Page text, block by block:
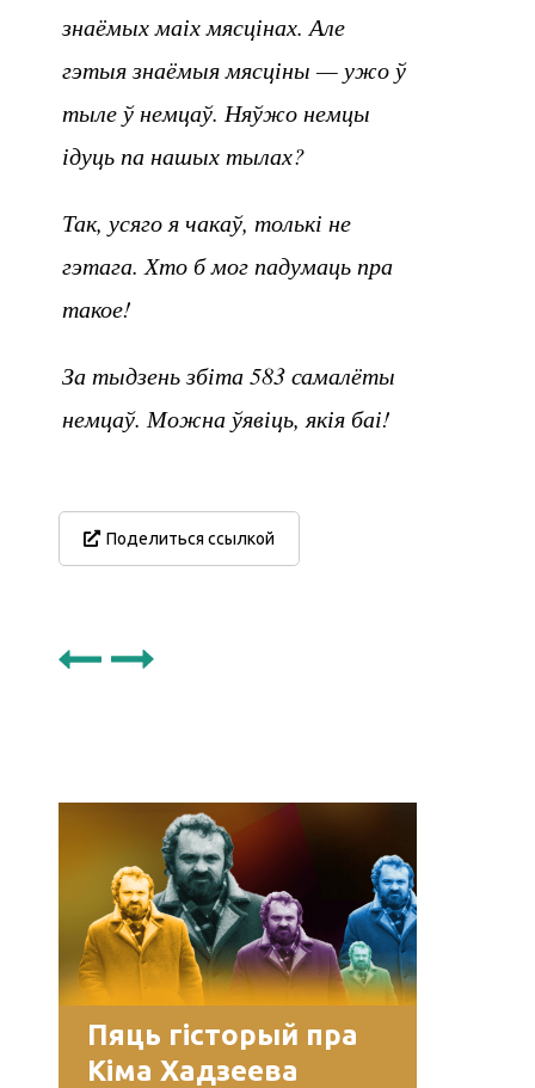
знаёмых маіх мясцінах. Але
гэтыя знаёмыя мясціны — ужо ў
тыле ў немцаў. Няўжо немцы
ідуць па нашых тылах?
Так, усяго я чакаў, толькі не
гэтага. Хто б мог падумаць пра
такое!
За тыдзень збіта 583 самалёты
немцаў. Можна ўявіць, якія баі!
Поделиться ссылкой
Пяць гісторый пра
Кіма Хадзеева